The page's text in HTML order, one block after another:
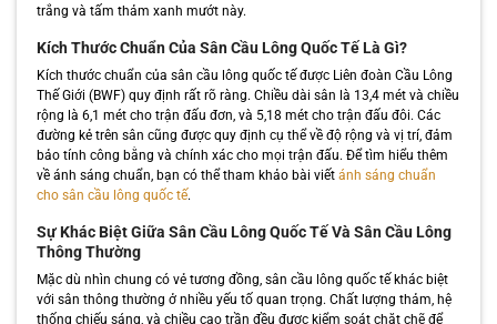
trắng và tấm thảm xanh mướt này.
Kích Thước Chuẩn Của Sân Cầu Lông Quốc Tế Là Gì?
Kích thước chuẩn của sân cầu lông quốc tế được Liên đoàn Cầu Lông
Thế Giới (BWF) quy định rất rõ ràng. Chiều dài sân là 13,4 mét và chiều
rộng là 6,1 mét cho trận đấu đơn, và 5,18 mét cho trận đấu đôi. Các
đường kẻ trên sân cũng được quy định cụ thể về độ rộng và vị trí, đảm
bảo tính công bằng và chính xác cho mọi trận đấu. Để tìm hiểu thêm
về ánh sáng chuẩn, bạn có thể tham khảo bài viết ánh sáng chuẩn
cho sân cầu lông quốc tế.
Sự Khác Biệt Giữa Sân Cầu Lông Quốc Tế Và Sân Cầu Lông
Thông Thường
Mặc dù nhìn chung có vẻ tương đồng, sân cầu lông quốc tế khác biệt
với sân thông thường ở nhiều yếu tố quan trọng. Chất lượng thảm, hệ
thống chiếu sáng, và chiều cao trần đều được kiểm soát chặt chẽ để